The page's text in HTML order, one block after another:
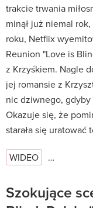
trakcie trwania
minął już niemal
roku, Netflix
Reunion "Love is
z Krzyśkiem. Nagle
jej romansie z
nic dziwnego,
Okazuje się, że
starała się uratować
WIDEO …
Szokujące